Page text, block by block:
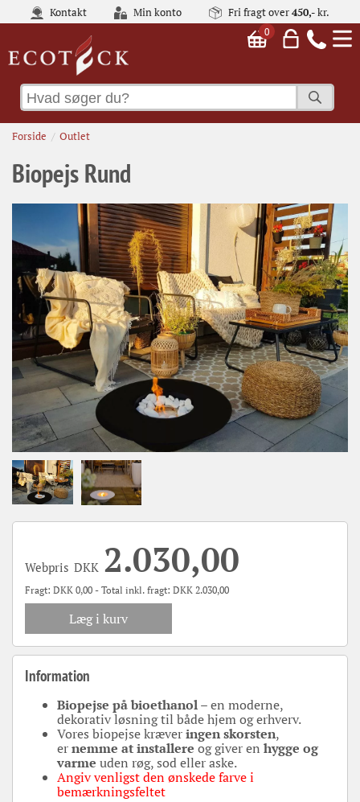
Kontakt Min konto Fri fragt over450,-kr.
0
Forside Outlet
Biopejs Rund
Webpris DKK 2.030,00
Fragt: DKK 0,00 - Total inkl. fragt: DKK 2.030,00
Læg i kurv
Information
Biopejse på bioethanol– en moderne,
dekorativ løsning til både hjem og erhverv.
Vores biopejse kræveringen skorsten,
ernemme at installere og giver en hygge og
varme uden røg, sod eller aske.
Angiv venligst den ønskede farve i
bemærkningsfeltet